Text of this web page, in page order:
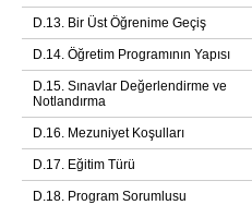
D.13. Bir Üst Öğrenime Geçiş
D.14. Öğretim Programının Yapısı
D.15. Sınavlar Değerlendirme ve
Notlandırma
D.16. Mezuniyet Koşulları
D.17. Eğitim Türü
D.18. Program Sorumlusu